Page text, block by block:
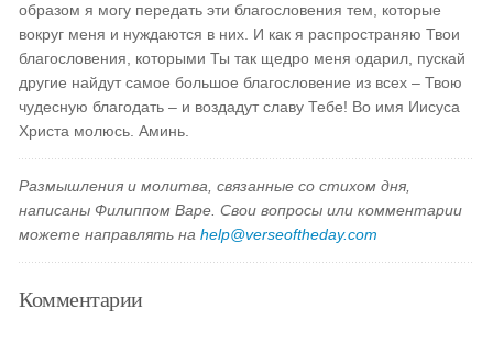
образом я могу передать эти благословения тем, которые
вокруг меня и нуждаются в них. И как я распространяю Твои
благословения, которыми Ты так щедро меня одарил, пускай
другие найдут самое большое благословение из всех – Твою
чудесную благодать – и воздадут славу Тебе! Во имя Иисуса
Христа молюсь. Аминь.
Размышления и молитва, связанные со стихом дня,
написаны Филиппом Варе. Свои вопросы или комментарии
можете направлять наhelp@verseoftheday.com
Комментарии